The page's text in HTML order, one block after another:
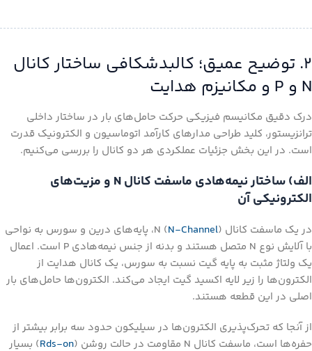
۲. توضیح عمیق؛ کالبدشکافی ساختار کانال
N و P و مکانیزم هدایت
درک دقیق مکانیسم فیزیکی حرکت حامل‌های بار در ساختار داخلی
ترانزیستور، کلید طراحی مدارهای کارآمد اتوماسیون و الکترونیک قدرت
است. در این بخش جزئیات عملکردی هر دو کانال را بررسی می‌کنیم.
الف) ساختار نیمه‌هادی ماسفت کانال N و مزیت‌های
الکترونیکی آن
در یک ماسفت کانال N ( N-Channel
)، پایه‌های درین و سورس به نواحی
با آلایش نوع N متصل هستند و بدنه از جنس نیمه‌هادی P است. اعمال
یک ولتاژ مثبت به پایه گیت نسبت به سورس، یک کانال هدایت از
الکترون‌ها را زیر لایه اکسید گیت ایجاد می‌کند. الکترون‌ها حامل‌های بار
اصلی در این قطعه هستند.
از آنجا که تحرک‌پذیری الکترون‌ها در سیلیکون حدود سه برابر بیشتر از
حفره‌ها است، ماسفت کانال N مقاومت در حالت روشن (
Rds-on) بسیار